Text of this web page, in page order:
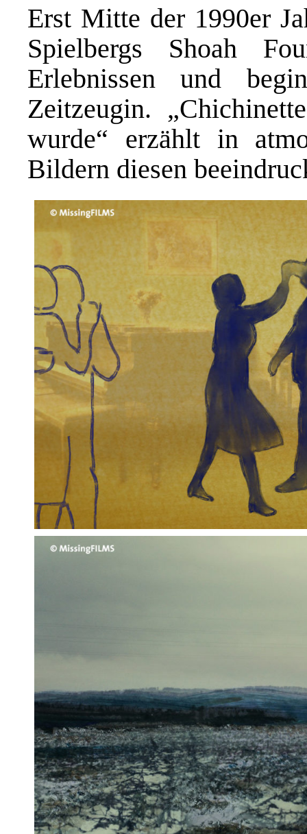
Erst Mitte der 1990er
Spielbergs Shoah
Erlebnissen und
Zeitzeugin.
wurde“ erzählt in
Bildern diesen